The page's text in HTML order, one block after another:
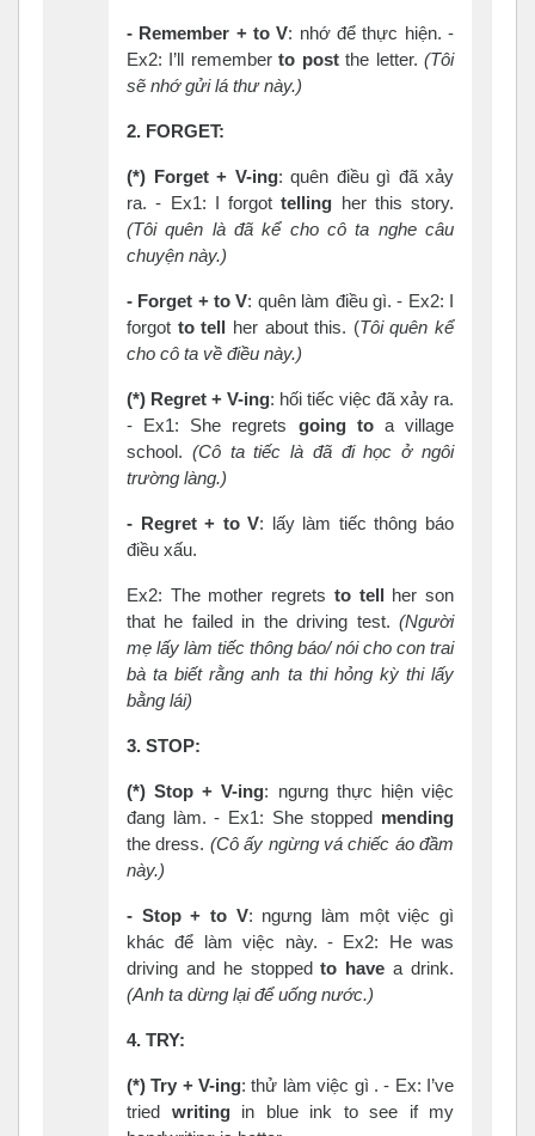
- Remember + toV: nhớ để thực hiện. -
Ex2: I’ll rememberto postthe letter.(Tôi
sẽ nhớ gửilá thư này.)
2. FORGET:
(*) Forget + V-ing: quên điều gì đã xảy
ra. - Ex1: I forgottelling her this story.
(Tôi quên là đã kể cho cô ta nghe câu
chuyện này.)
- Forget + toV: quên làm điều gì. - Ex2: I
forgot to tell her about this. (Tôi quên kể
cho cô ta về điều này.)
(*) Regret + V-ing: hối tiếc việc đã xảy ra.
- Ex1: She regrets going toa village
school. (Côtatiếc là đã đi học ởngôi
trường làng.)
- Regret + toV: lấy làm tiếc thông báo
điều xấu.
Ex2: The mother regrets to tell her son
that he failed in the driving test. (Người
mẹ lấy làm tiếc thông báo/nói cho con trai
bà tabiết rằng anh ta thi hỏng kỳ thi lấy
bằng lái)
3. STOP:
(*) Stop +V-ing: ngưng thực hiện việc
đang làm. - Ex1: She stopped mending
the dress. (Cô ấy ngừng vá chiếc áo đầm
này.)
- Stop + to V: ngưng làm một việc gì
khác để làm việc này. - Ex2: He was
driving and he stoppedto have a drink.
(Anh ta dừng lại để uống nước.)
4. TRY:
(*) Try +V-ing: thử làm việc gì . - Ex: I’ve
tried writingin blue ink to see if my